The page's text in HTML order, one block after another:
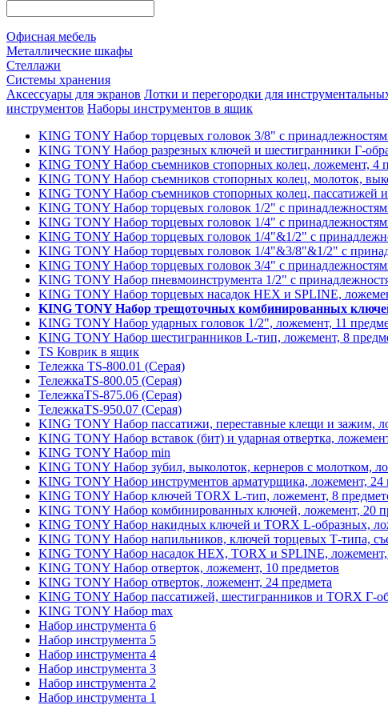
Офисная мебель
Металлические шкафы
Стеллажи
Системы хранения
Аксессуары для экранов Лотки и перегородки для
инструментов Наборы инструментов в ящик
KING TONY Набор торцевых головок 3/8" с
KING TONY Набор разрезных ключей и шестигранники Г-
KING TONY Набор съемников стопорных колец, ложемент, 4
KING TONY Набор съемников стопорных колец, молоток,
KING TONY Набор съемников стопорных колец, пассатижей
KING TONY Набор торцевых головок 1/2" с
KING TONY Набор торцевых головок 1/4" с
KING TONY Набор торцевых головок 1/4"&1/2" с
KING TONY Набор торцевых головок 1/4"&3/8"&1/2" с
KING TONY Набор торцевых головок 3/4" с
KING TONY Набор пневмоинструмента 1/2" с
KING TONY Набор торцевых насадок HEX и SPLINE,
KING TONY Набор трещоточных комбинированных
KING TONY Набор ударных головок 1/2", ложемент, 11
KING TONY Набор шестигранников L-тип, ложемент, 8
TS Коврик в ящик
Тележка TS-800.01 (Серая)
ТележкаTS-800.05 (Серая)
ТележкаTS-875.06 (Серая)
ТележкаTS-950.07 (Серая)
KING TONY Набор пассатижи, переставные клещи и зажим,
KING TONY Набор вставок (бит) и ударная отвертка,
KING TONY Набор min
KING TONY Набор зубил, выколоток, кернеров с молотком,
KING TONY Набор инструментов арматурщика, ложемент, 24
KING TONY Набор ключей TORX L-тип, ложемент, 8
KING TONY Набор комбинированных ключей, ложемент, 20
KING TONY Набор накидных ключей и TORX L-образных,
KING TONY Набор напильников, ключей торцевых Т-типа,
KING TONY Набор насадок HEX, TORX и SPLINE, ложемент,
KING TONY Набор отверток, ложемент, 10 предметов
KING TONY Набор отверток, ложемент, 24 предмета
KING TONY Набор пассатижей, шестигранников и TORX Г-
KING TONY Набор max
Набор инструмента 6
Набор инструмента 5
Набор инструмента 4
Набор инструмента 3
Набор инструмента 2
Набор инструмента 1